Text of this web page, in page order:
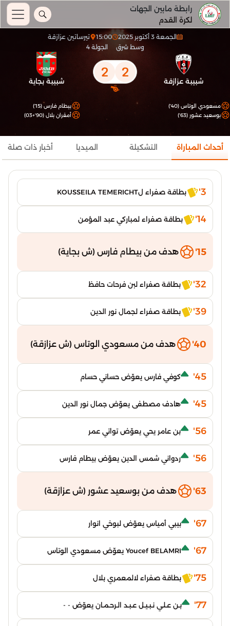
رابطة مابين الجهات
لكرة القدم
الجمعة 3 أكتوبر 2025 15:00
تيرساتين عزازقة
وسط شرق
الجولة 4
شبيبة عزازقة 2
2 شبيبة بجاية
مسعودي الوتاس (40')
بوسعيد عشور (63')
بيطام فارس (15')
أمقران بلال (90'+03)
أحداث المباراة التشكيلة الميديا أخبار ذات صلة
3' بطاقة صفراء لKOUSSEILA TEMERICHT
14' بطاقة صفراء لمباركي عبد المؤمن
15' هدف من بيطام فارس (ش بجاية)
32' بطاقة صفراء لبن فرحات حافظ
39' بطاقة صفراء لجمال نور الدين
40' هدف من مسعودي الوتاس (ش عزازقة)
45' كوفي فارس يعوّض حساني حسام
45' هادف مصطفى يعوّض جمال نور الدين
56' بن عامر يحي يعوّض تواتي عمر
56' ردواني شمس الدين يعوّض بيطام فارس
63' هدف من بوسعيد عشور (ش عزازقة)
67' بيبي أمياس يعوّض لبوخي انوار
67' Youcef BELAMRI يعوّض مسعودي الوتاس
75' بطاقة صفراء لالمعمري بلال
77' بـن عـلـي نـبـيـل عـبـد الـرحـمـان يعوّض - -